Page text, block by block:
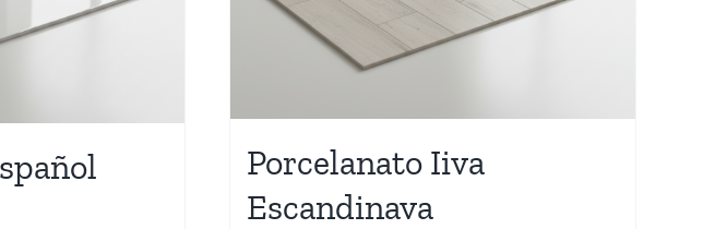
Porcelanato Iiva
Escandinava